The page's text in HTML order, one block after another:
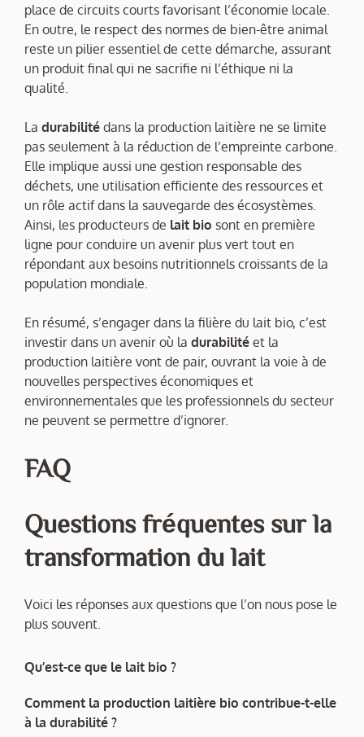
place de circuits courts favorisant l’économie locale.
En outre, le respect des normes de bien-être animal
reste un pilier essentiel de cette démarche, assurant
un produit final qui ne sacrifie ni l’éthique ni la
qualité.
La durabilité dans la production laitière ne se limite
pas seulement à la réduction de l’empreinte carbone.
Elle implique aussi une gestion responsable des
déchets, une utilisation efficiente des ressources et
un rôle actif dans la sauvegarde des écosystèmes.
Ainsi, les producteurs de lait bio sont en première
ligne pour conduire un avenir plus vert tout en
répondant aux besoins nutritionnels croissants de la
population mondiale.
En résumé, s’engager dans la filière du lait bio, c’est
investir dans un avenir où la durabilité et la
production laitière vont de pair, ouvrant la voie à de
nouvelles perspectives économiques et
environnementales que les professionnels du secteur
ne peuvent se permettre d’ignorer.
FAQ
Questions fréquentes sur la
transformation du lait
Voici les réponses aux questions que l’on nous pose le
plus souvent.
Qu’est-ce que le lait bio ?
Comment la production laitière bio contribue-t-elle
à la durabilité ?